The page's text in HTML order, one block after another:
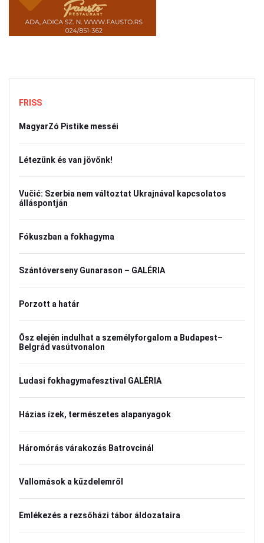
FRISS
MagyarZó Pistike messéi
Létezünk és van jövőnk!
Vučić: Szerbia nem változtat Ukrajnával kapcsolatos
álláspontján
Fókuszban a fokhagyma
Szántóverseny Gunarason – GALÉRIA
Porzott a határ
Ősz elején indulhat a személyforgalom a Budapest–
Belgrád vasútvonalon
Ludasi fokhagymafesztival GALÉRIA
Házias ízek, természetes alapanyagok
Háromórás várakozás Batrovcinál
Vallomások a küzdelemről
Emlékezés a rezsőházi tábor áldozataira